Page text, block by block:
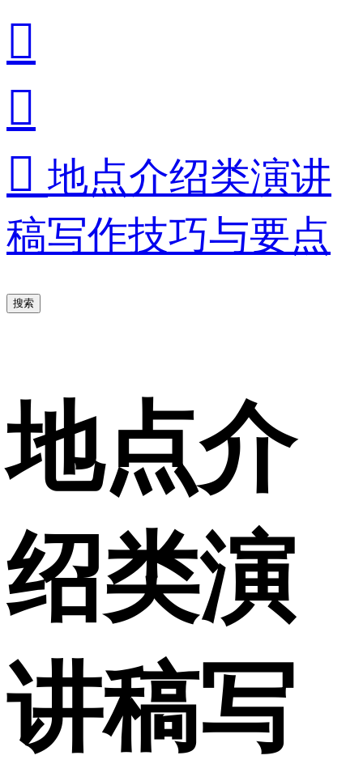


 地点介绍类演讲
稿写作技巧与要点
搜索
地点介
绍类演
讲稿写